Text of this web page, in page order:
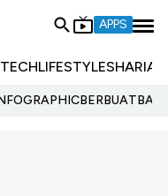
APPS
TECHLIFESTYLESHARIA